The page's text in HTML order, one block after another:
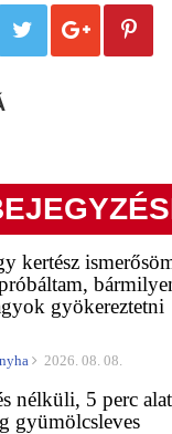
kertész
gyökereztetni
2026. 08. 08.
nélküli, 5 perc
gyümölcsleves